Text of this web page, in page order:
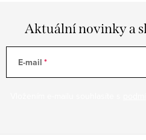
Aktuální novinky a
E-mail